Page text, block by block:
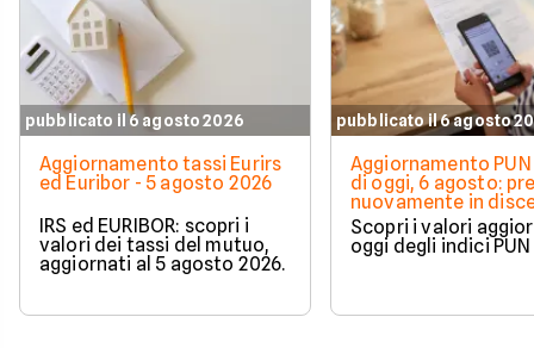
pubblicato il 6 agosto 2026
Aggiornamento tassi Eurirs
ed Euribor - 5 agosto 2026
IRS ed EURIBOR: scopri i
valori dei tassi del mutuo,
aggiornati al 5 agosto 2026.
pubblicato il 6 agosto
Aggiornamento PUN
di oggi, 6 agosto:
nuovamente in
Scopri i valori
oggi degli indici PUN